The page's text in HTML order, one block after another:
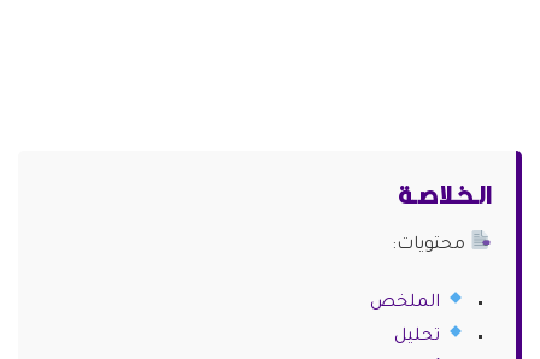
الـخـلاصـة
محتويات:
الملخص
تحليل